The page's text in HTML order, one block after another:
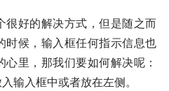
很好的解决方式，但是随之而
时候，输入框任何指示信息也
里，那我们要如何解决呢：
输入框中或者放在左侧。